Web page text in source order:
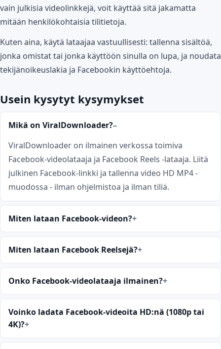
vain julkisia videolinkkejä, voit käyttää sitä jakamatta
mitään henkilökohtaisia tilitietoja.
Kuten aina, käytä lataajaa vastuullisesti: tallenna sisältöä,
jonka omistat tai jonka käyttöön sinulla on lupa, ja noudata
tekijänoikeuslakia ja Facebookin käyttöehtoja.
Usein kysytyt kysymykset
Mikä on ViralDownloader?
ViralDownloader on ilmainen verkossa toimiva
Facebook-videolataaja ja Facebook Reels -lataaja. Liitä
julkinen Facebook-linkki ja tallenna video HD MP4 -
muodossa - ilman ohjelmistoa ja ilman tiliä.
Miten lataan Facebook-videon?
Miten lataan Facebook Reelsejä?
Onko Facebook-videolataaja ilmainen?
Voinko ladata Facebook-videoita HD:nä (1080p tai
4K)?